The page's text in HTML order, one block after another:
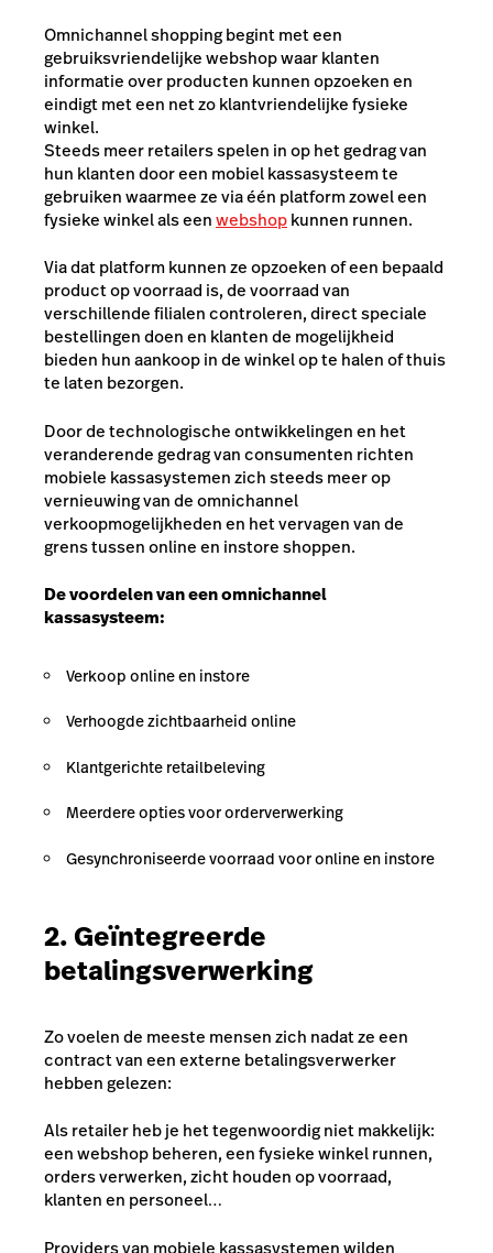
Omnichannel shopping begint met een
gebruiksvriendelijke webshop waar klanten
informatie over producten kunnen opzoeken en
eindigt met een net zo klantvriendelijke fysieke
winkel.
Steeds meer retailers spelen in op het gedrag van
hun klanten door een mobiel kassasysteem te
gebruiken waarmee ze via één platform zowel een
fysieke winkel als eenwebshopkunnen runnen.
Via dat platform kunnen ze opzoeken of een bepaald
product op voorraad is, de voorraad van
verschillende filialen controleren, direct speciale
bestellingen doen en klanten de mogelijkheid
bieden hun aankoop in de winkel op te halen of thuis
te laten bezorgen.
Door de technologische ontwikkelingen en het
veranderende gedrag van consumenten richten
mobiele kassasystemen zich steeds meer op
vernieuwing van de omnichannel
verkoopmogelijkheden en het vervagen van de
grens tussen online en instore shoppen.
De voordelen van een omnichannel
kassasysteem:
Verkoop online en instore
Verhoogde zichtbaarheid online
Klantgerichte retailbeleving
Meerdere opties voor orderverwerking
Gesynchroniseerde voorraad voor online en instore
2. Geïntegreerde
betalingsverwerking
Zo voelen de meeste mensen zich nadat ze een
contract van een externe betalingsverwerker
hebben gelezen:
Als retailer heb je het tegenwoordig niet makkelijk:
een webshop beheren, een fysieke winkel runnen,
orders verwerken, zicht houden op voorraad,
klanten en personeel…
Providers van mobiele kassasystemen wilden